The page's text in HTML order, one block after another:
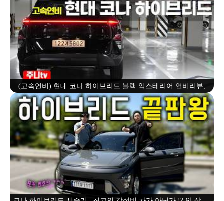
(고속연비) 현대 코나 하이브리드 블랙 익스테리어 연비리뷰,
2026 Hyundai kona hybrid fuel efficiency test drive